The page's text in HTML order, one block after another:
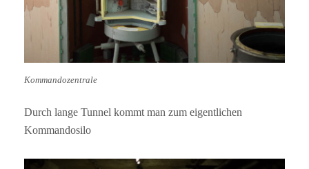
Kommandozentrale
Durch lange Tunnel kommt man zum eigentlichen
Kommandosilo